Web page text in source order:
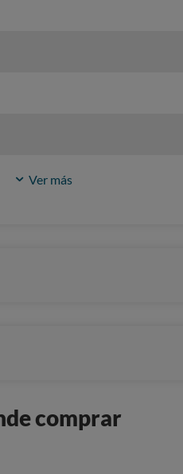
Ver más
comprar